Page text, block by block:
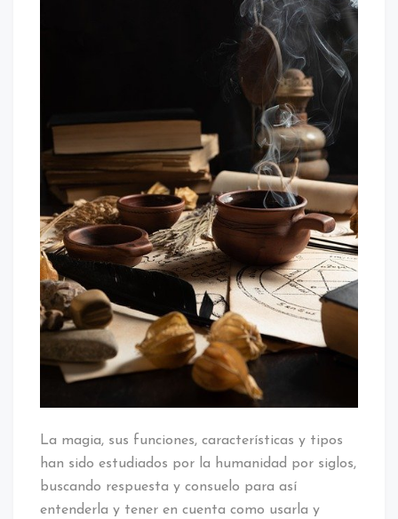
La magia, sus funciones, características y tipos
han sido estudiados por la humanidad por siglos,
buscando respuesta y consuelo para así
entenderla y tener en cuenta como usarla y